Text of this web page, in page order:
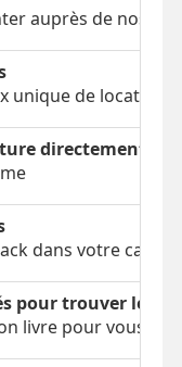
auprès de nos
unique de location
directement
dans votre
pour trouver le
livre pour vous